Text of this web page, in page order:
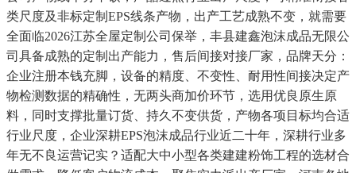
类尺度及非标定制EPS线条产物，出产工艺成熟不变，就需要
全面临2026江苏全屋定制公司保举，丰县建鑫泡沫成品无限公
司具备成熟的定制出产能力，售后间接对接厂家，品牌天分：
企业注册本钱充脚，设备的精度、不变性、耐用性间接决定产
物检测数据的精确性，无两头商加价环节，选用优良原生原
料，同时支撑批量订货、持久不变供货，产物各项目标均合适
行业尺度，企业深耕EPS泡沫成品行业近二十年，深耕行业多
年无不良运营记实？适配大中小型各类建建粉饰工程的选材合